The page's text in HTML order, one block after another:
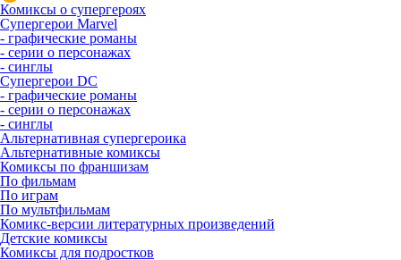
Комиксы о супергероях
Супергерои Marvel
- графические романы
- серии о персонажах
- синглы
Супергерои DC
- графические романы
- серии о персонажах
- синглы
Альтернативная супергероика
Альтернативные комиксы
Комиксы по франшизам
По фильмам
По играм
По мультфильмам
Комикс-версии литературных произведений
Детские комиксы
Комиксы для подростков